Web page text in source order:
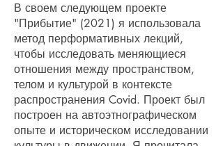
В своем следующем проекте
"Прибытие" (2021) я использовала
метод перформативных лекций,
чтобы исследовать меняющиеся
отношения между пространством,
телом и культурой в контексте
распространения Covid. Проект был
построен на автоэтнографическом
опыте и историческом исследовании